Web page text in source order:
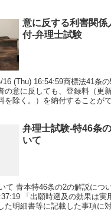
意に反する利害関係
付-弁理士試験
(Thu) 16:54:59商標法41条
の意に反しても、登録料（更
を除く。）を納付することが
弁理士試験-特46条
いて
て 青本特46条の2の解説につ
「出願時遡及の効果は実
た明細書等に記載した事項に